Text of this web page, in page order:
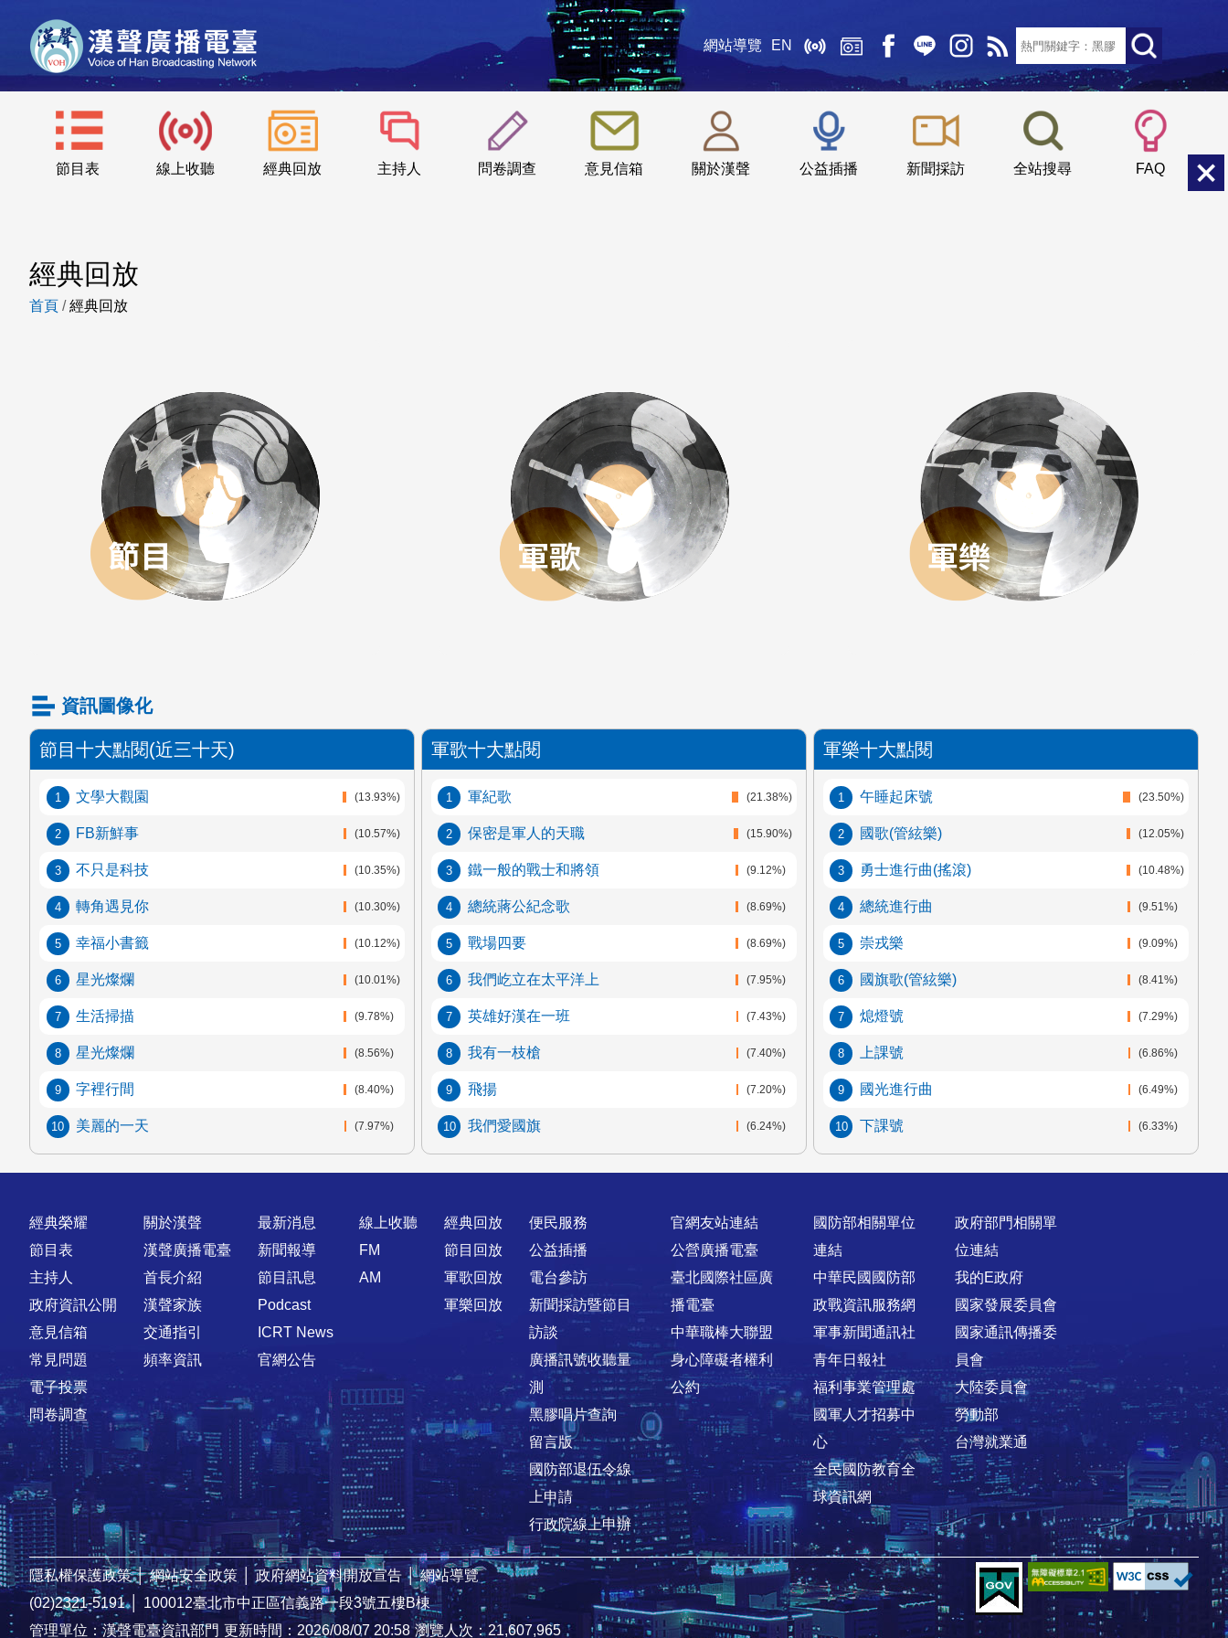
網站導覽 EN
節目表 線上收聽 經典回放 主持人 問卷調查 意見信箱 關於漢聲 公益插播 新聞採訪 全站搜尋 FAQ
::: 小 中
經典回放
首頁 /經典回放
資訊圖像化
節目十大點閱(近三十天)
文學大觀園 (13.93%)
FB新鮮事 (10.57%)
不只是科技 (10.35%)
轉角遇見你 (10.30%)
幸福小書籤 (10.12%)
星光燦爛 (10.01%)
生活掃描 (9.78%)
星光燦爛 (8.56%)
字裡行間 (8.40%)
美麗的一天 (7.97%)
軍歌十大點閱
軍紀歌 (21.38%)
保密是軍人的天職 (15.90%)
鐵一般的戰士和將領 (9.12%)
總統蔣公紀念歌 (8.69%)
戰場四要 (8.69%)
我們屹立在太平洋上 (7.95%)
英雄好漢在一班 (7.43%)
我有一枝槍 (7.40%)
飛揚 (7.20%)
我們愛國旗 (6.24%)
軍樂十大點閱
午睡起床號 (23.50%)
國歌(管絃樂) (12.05%)
勇士進行曲(搖滾) (10.48%)
總統進行曲 (9.51%)
崇戎樂 (9.09%)
國旗歌(管絃樂) (8.41%)
熄燈號 (7.29%)
上課號 (6.86%)
國光進行曲 (6.49%)
下課號 (6.33%)
快速連結
經典榮耀
節目表
主持人
政府資訊公開
意見信箱
常見問題
電子投票
問卷調查
關於漢聲
漢聲廣播電臺
首長介紹
漢聲家族
交通指引
頻率資訊
最新消息
新聞報導
節目訊息
Podcast
ICRT News
官網公告
線上收聽
FM
AM
經典回放
節目回放
軍歌回放
軍樂回放
便民服務
公益插播
電台參訪
新聞採訪暨節目
訪談
廣播訊號收聽量
測
黑膠唱片查詢
留言版
國防部退伍令線
上申請
行政院線上申辦
官網友站連結
公營廣播電臺
臺北國際社區廣
播電臺
中華職棒大聯盟
身心障礙者權利
公約
國防部相關單位
連結
中華民國國防部
政戰資訊服務網
軍事新聞通訊社
青年日報社
福利事業管理處
國軍人才招募中
心
全民國防教育全
球資訊網
政府部門相關單
位連結
我的E政府
國家發展委員會
國家通訊傳播委
員會
大陸委員會
勞動部
台灣就業通
隱私權保護政策 │ 網站安全政策 │ 政府網站資料開放宣告 │ 網站導覽
(02)2321-5191 │
100012臺北市中正區信義路一段3號五樓B棟
管理單位：漢聲電臺資訊部門 更新時間：2026/08/07 20:58 瀏覽人次：21,607,965